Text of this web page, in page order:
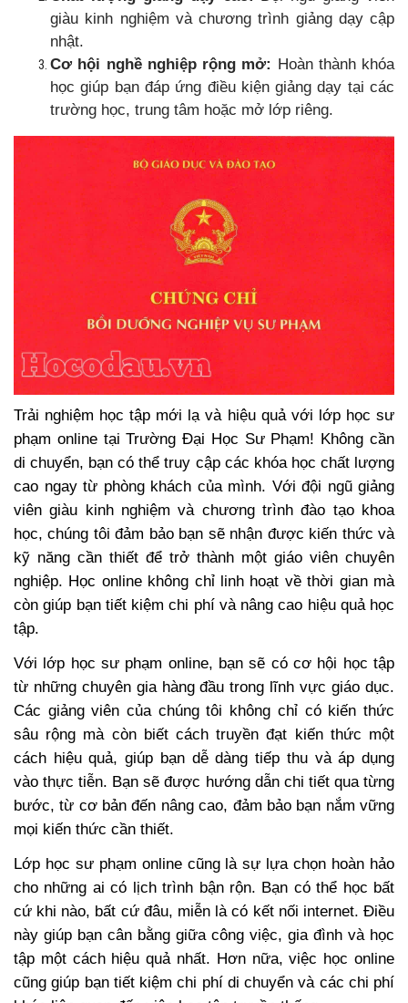
giàu kinh nghiệm và chương trình giảng dạy cập
nhật.
Cơ hội nghề nghiệp rộng mở: Hoàn thành khóa
học giúp bạn đáp ứng điều kiện giảng dạy tại các
trường học, trung tâm hoặc mở lớp riêng.
Trải nghiệm học tập mới lạ và hiệu quả với lớp học sư
phạm online tại Trường Đại Học Sư Phạm! Không cần
di chuyển, bạn có thể truy cập các khóa học chất lượng
cao ngay từ phòng khách của mình. Với đội ngũ giảng
viên giàu kinh nghiệm và chương trình đào tạo khoa
học, chúng tôi đảm bảo bạn sẽ nhận được kiến thức và
kỹ năng cần thiết để trở thành một giáo viên chuyên
nghiệp. Học online không chỉ linh hoạt về thời gian mà
còn giúp bạn tiết kiệm chi phí và nâng cao hiệu quả học
tập.
Với lớp học sư phạm online, bạn sẽ có cơ hội học tập
từ những chuyên gia hàng đầu trong lĩnh vực giáo dục.
Các giảng viên của chúng tôi không chỉ có kiến thức
sâu rộng mà còn biết cách truyền đạt kiến thức một
cách hiệu quả, giúp bạn dễ dàng tiếp thu và áp dụng
vào thực tiễn. Bạn sẽ được hướng dẫn chi tiết qua từng
bước, từ cơ bản đến nâng cao, đảm bảo bạn nắm vững
mọi kiến thức cần thiết.
Lớp học sư phạm online cũng là sự lựa chọn hoàn hảo
cho những ai có lịch trình bận rộn. Bạn có thể học bất
cứ khi nào, bất cứ đâu, miễn là có kết nối internet. Điều
này giúp bạn cân bằng giữa công việc, gia đình và học
tập một cách hiệu quả nhất. Hơn nữa, việc học online
cũng giúp bạn tiết kiệm chi phí di chuyển và các chi phí